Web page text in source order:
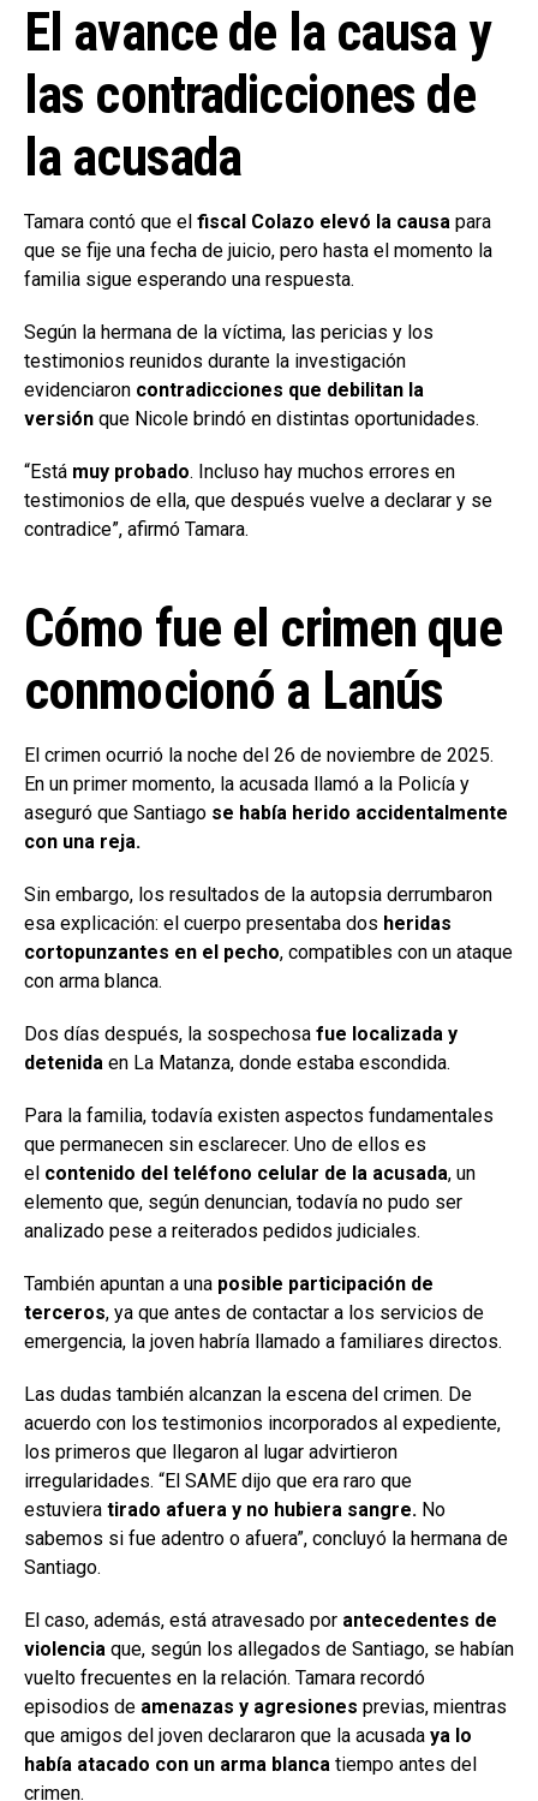
El avance de la causa y
las contradicciones de
la acusada
Tamara contó que el fiscal Colazo elevó la causa para
que se fije una fecha de juicio, pero hasta el momento la
familia sigue esperando una respuesta.
Según la hermana de la víctima, las pericias y los
testimonios reunidos durante la investigación
evidenciaron contradicciones que debilitan la
versión que Nicole brindó en distintas oportunidades.
“Está muy probado. Incluso hay muchos errores en
testimonios de ella, que después vuelve a declarar y se
contradice”, afirmó Tamara.
Cómo fue el crimen que
conmocionó a Lanús
El crimen ocurrió la noche del 26 de noviembre de 2025.
En un primer momento, la acusada llamó a la Policía y
aseguró que Santiago se había herido accidentalmente
con una reja.
Sin embargo, los resultados de la autopsia derrumbaron
esa explicación: el cuerpo presentaba dos heridas
cortopunzantes en el pecho, compatibles con un ataque
con arma blanca.
Dos días después, la sospechosa fue localizada y
detenida en La Matanza, donde estaba escondida.
Para la familia, todavía existen aspectos fundamentales
que permanecen sin esclarecer. Uno de ellos es
el contenido del teléfono celular de la acusada, un
elemento que, según denuncian, todavía no pudo ser
analizado pese a reiterados pedidos judiciales.
También apuntan a una posible participación de
terceros, ya que antes de contactar a los servicios de
emergencia, la joven habría llamado a familiares directos.
Las dudas también alcanzan la escena del crimen. De
acuerdo con los testimonios incorporados al expediente,
los primeros que llegaron al lugar advirtieron
irregularidades. “El SAME dijo que era raro que
estuviera tirado afuera y no hubiera sangre. No
sabemos si fue adentro o afuera”, concluyó la hermana de
Santiago.
El caso, además, está atravesado por antecedentes de
violencia que, según los allegados de Santiago, se habían
vuelto frecuentes en la relación. Tamara recordó
episodios de amenazas y agresiones previas, mientras
que amigos del joven declararon que la acusada ya lo
había atacado con un arma blanca tiempo antes del
crimen.